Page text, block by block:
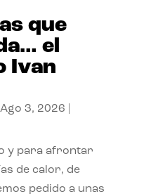
que
el
Ivan
Ago 3, 2026
y para afrontar
de calor, de
pedido a unas